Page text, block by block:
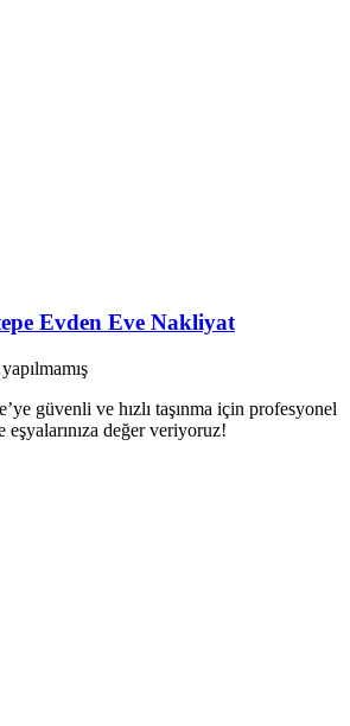
Evden Eve Nakliyat
güvenli ve hızlı taşınma için profesyonel
değer veriyoruz!